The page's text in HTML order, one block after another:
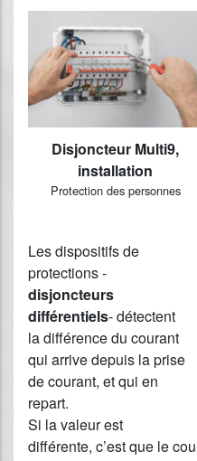
Disjoncteur Multi9,
installation
Protection des personnes
Les dispositifs de
protections -
disjoncteurs
différentiels- détectent
la différence du courant
qui arrive depuis la prise
de courant, et qui en
repart.
Si la valeur est
différente, c’est que le